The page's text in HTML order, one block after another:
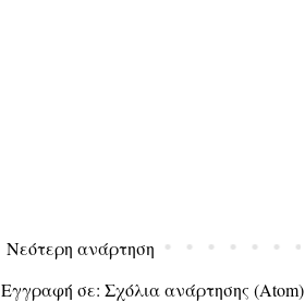
Νεότερη ανάρτηση
Εγγραφή σε: Σχόλια ανάρτησης (Atom)